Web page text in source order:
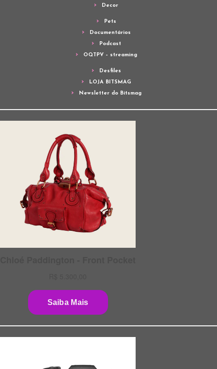
Decor
Pets
Documentários
Podcast
OQTPV – streaming
Desfiles
LOJA BITSMAG
Newsletter do Bitsmag